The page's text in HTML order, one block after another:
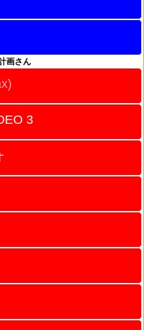
画さん
3